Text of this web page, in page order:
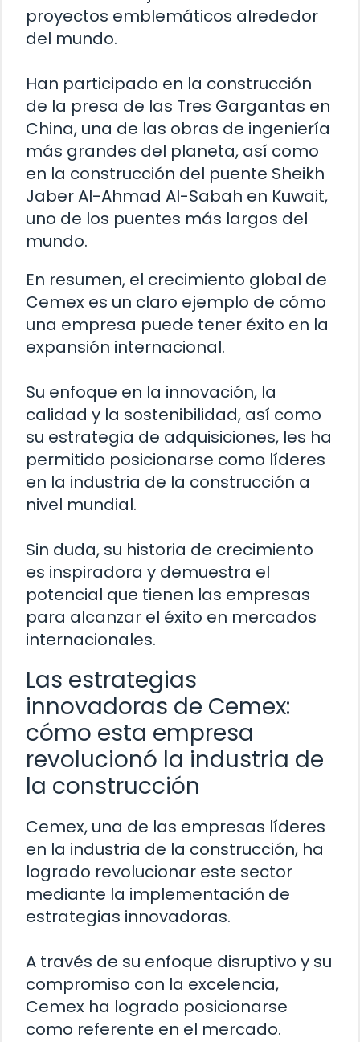
proyectos emblemáticos alrededor
del mundo.
Han participado en la construcción
de la presa de las Tres Gargantas en
China, una de las obras de ingeniería
más grandes del planeta, así como
en la construcción del puente Sheikh
Jaber Al-Ahmad Al-Sabah en Kuwait,
uno de los puentes más largos del
mundo.
En resumen, el crecimiento global de
Cemex es un claro ejemplo de cómo
una empresa puede tener éxito en la
expansión internacional.
Su enfoque en la innovación, la
calidad y la sostenibilidad, así como
su estrategia de adquisiciones, les ha
permitido posicionarse como líderes
en la industria de la construcción a
nivel mundial.
Sin duda, su historia de crecimiento
es inspiradora y demuestra el
potencial que tienen las empresas
para alcanzar el éxito en mercados
internacionales.
Las estrategias
innovadoras de Cemex:
cómo esta empresa
revolucionó la industria de
la construcción
Cemex, una de las empresas líderes
en la industria de la construcción, ha
logrado revolucionar este sector
mediante la implementación de
estrategias innovadoras.
A través de su enfoque disruptivo y su
compromiso con la excelencia,
Cemex ha logrado posicionarse
como referente en el mercado.